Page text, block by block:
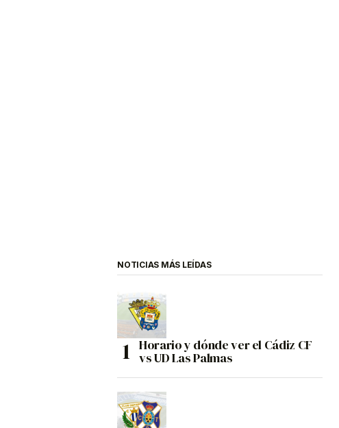
NOTICIAS MÁS LEÍDAS
Horario y dónde ver el Cádiz CF
vs UD Las Palmas